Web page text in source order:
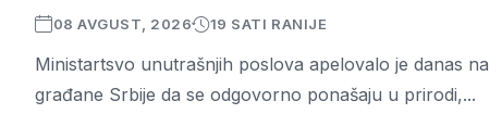
08 AVGUST, 2026 19 SATI RANIJE
Ministartsvo unutrašnjih poslova apelovalo je danas na
građane Srbije da se odgovorno ponašaju u prirodi,...